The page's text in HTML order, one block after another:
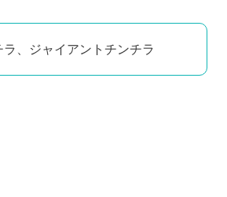
、ジャイアントチンチラ